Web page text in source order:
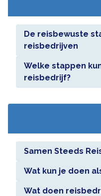
De reisbewuste
reisbedrijven
Welke stappen
reisbedrijf?
Samen Steeds
Wat kun je doen
Wat doen